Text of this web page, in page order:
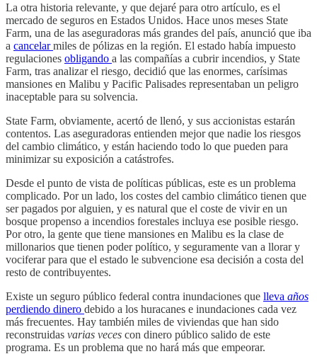
La otra historia relevante, y que dejaré para otro artículo, es el
mercado de seguros en Estados Unidos. Hace unos meses State
Farm, una de las aseguradoras más grandes del país, anunció que iba
a cancelarmiles de pólizas en la región. El estado había impuesto
regulaciones obligando a las compañías a cubrir incendios, y State
Farm, tras analizar el riesgo, decidió que las enormes, carísimas
mansiones en Malibu y Pacific Palisades representaban un peligro
inaceptable para su solvencia.
State Farm, obviamente, acertó de llenó, y sus accionistas estarán
contentos. Las aseguradoras entienden mejor que nadie los riesgos
del cambio climático, y están haciendo todo lo que pueden para
minimizar su exposición a catástrofes.
Desde el punto de vista de políticas públicas, este es un problema
complicado. Por un lado, los costes del cambio climático tienen que
ser pagados por alguien, y es natural que el coste de vivir en un
bosque propenso a incendios forestales incluya ese posible riesgo.
Por otro, la gente que tiene mansiones en Malibu es la clase de
millonarios que tienen poder político, y seguramente van a llorar y
vociferar para que el estado le subvencione esa decisión a costa del
resto de contribuyentes.
Existe un seguro público federal contra inundaciones que lleva años
perdiendo dinero debido a los huracanes e inundaciones cada vez
más frecuentes. Hay también miles de viviendas que han sido
reconstruidas varias veces con dinero público salido de este
programa. Es un problema que no hará más que empeorar.